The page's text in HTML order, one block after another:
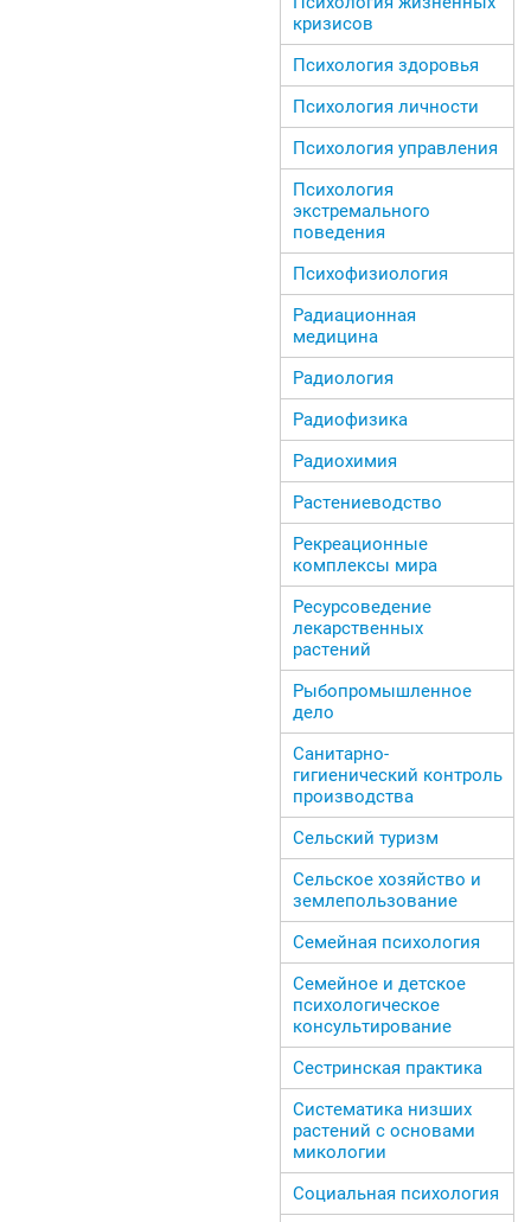
кризисов
Психология здоровья
Психология личности
Психология управления
Психология
экстремального
поведения
Психофизиология
Радиационная
медицина
Радиология
Радиофизика
Радиохимия
Растениеводство
Рекреационные
комплексы мира
Ресурсоведение
лекарственных
растений
Рыбопромышленное
дело
Санитарно-
гигиенический контроль
производства
Сельский туризм
Сельское хозяйство и
землепользование
Семейная психология
Семейное и детское
психологическое
консультирование
Сестринская практика
Систематика низших
растений с основами
микологии
Социальная психология